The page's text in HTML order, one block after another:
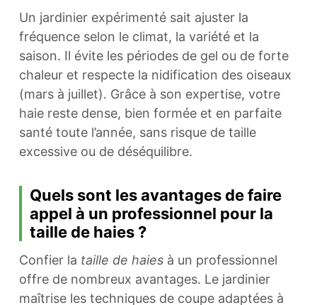
Un jardinier expérimenté sait ajuster la
fréquence selon le climat, la variété et la
saison. Il évite les périodes de gel ou de forte
chaleur et respecte la nidification des oiseaux
(mars à juillet). Grâce à son expertise, votre
haie reste dense, bien formée et en parfaite
santé toute l’année, sans risque de taille
excessive ou de déséquilibre.
Quels sont les avantages de faire
appel à un professionnel pour la
taille de haies ?
Confier la taille de haiesà un professionnel
offre de nombreux avantages. Le jardinier
maîtrise les techniques de coupe adaptées à